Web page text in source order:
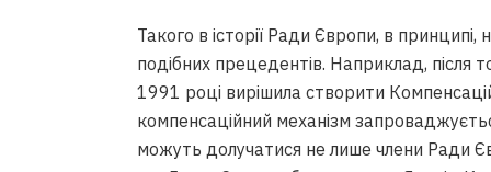
Такого в історії Ради Європи, в принципі,
подібних прецедентів. Наприклад, після
1991 році вирішила створити
компенсаційний механізм
можуть долучатися не лише члени Ради